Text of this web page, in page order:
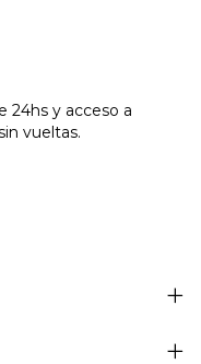
24hs y acceso a
vueltas.